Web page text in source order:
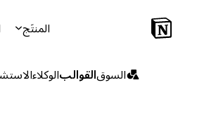
المنتَج
السوقالقوالبالوكلاء